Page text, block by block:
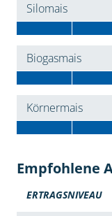
Silomais
Biogasmais
Körnermais
Empfohlene
ERTRAGSNIVEAU